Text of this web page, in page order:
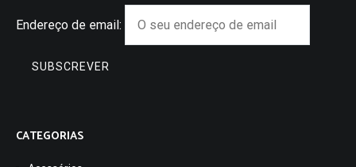
Endereço de email:
CATEGORIAS